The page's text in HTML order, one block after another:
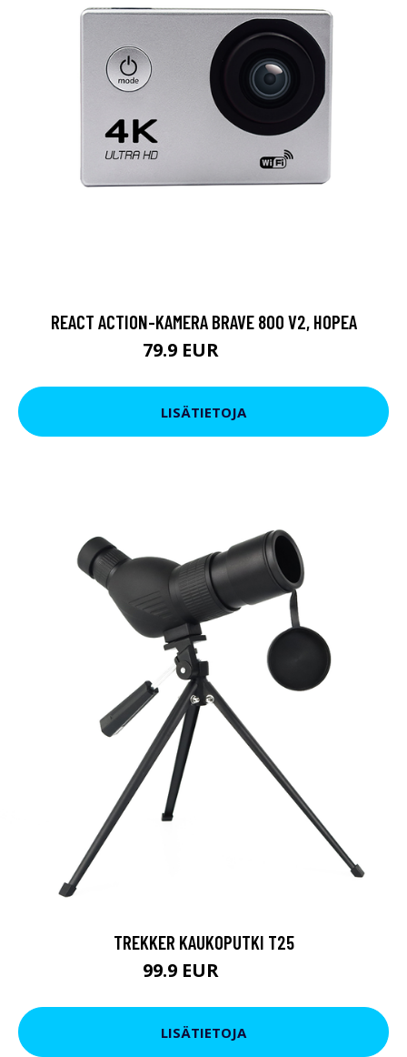
REACT ACTION-KAMERA BRAVE 800 V2, HOPEA
79.9 EUR
LISÄTIETOJA
TREKKER KAUKOPUTKI T25
99.9 EUR
LISÄTIETOJA